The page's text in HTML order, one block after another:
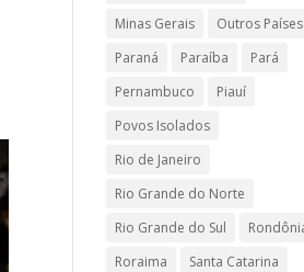
Minas Gerais
Outros Países
Paraná
Paraíba
Pará
Pernambuco
Piauí
Povos Isolados
Rio de Janeiro
Rio Grande do Norte
Rio Grande do Sul
Roraima
Santa Catarina